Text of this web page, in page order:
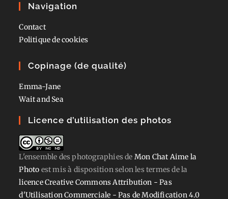
Navigation
Contact
Politique de cookies
Copinage (de qualité)
Emma-Jane
Wait and Sea
Licence d’utilisation des photos
L'ensemble des photographiesde Mon Chat Aime la
Photo est mis à disposition selon les termes de la
licence Creative Commons Attribution - Pas
d'Utilisation Commerciale - Pas de Modification 4.0